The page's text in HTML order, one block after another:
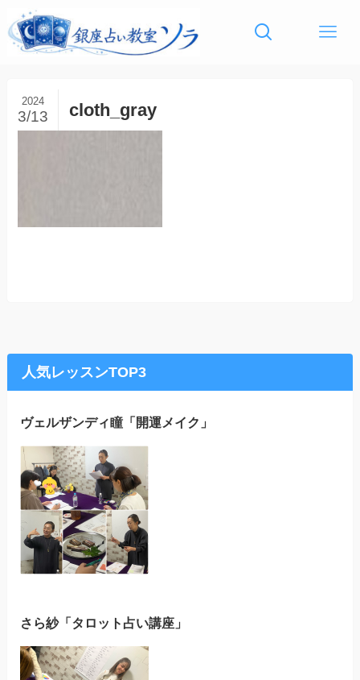
cloth_gray
2024
3/13
人気レッスンTOP3
ヴェルザンディ瞳「開運メイク」
さら紗「タロット占い講座」